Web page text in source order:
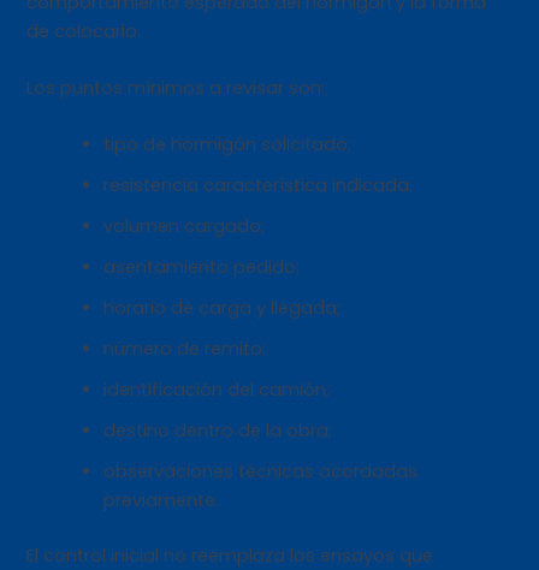
de colocarlo.
Los puntos mínimos a revisar son:
tipo de hormigón solicitado;
resistencia característica indicada;
volumen cargado;
asentamiento pedido;
horario de carga y llegada;
número de remito;
identificación del camión;
destino dentro de la obra;
observaciones técnicas acordadas
previamente.
El control inicial no reemplaza los ensayos que